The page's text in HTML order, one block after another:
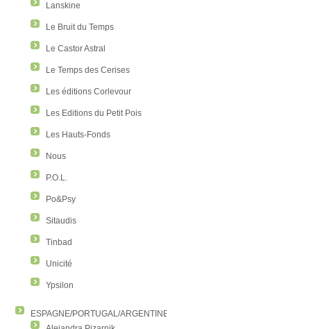
Lanskine
Le Bruit du Temps
Le Castor Astral
Le Temps des Cerises
Les éditions Corlevour
Les Editions du Petit Pois
Les Hauts-Fonds
Nous
P.O.L.
Po&Psy
Sitaudis
Tinbad
Unicité
Ypsilon
ESPAGNE/PORTUGAL/ARGENTINE/COLOMBIE